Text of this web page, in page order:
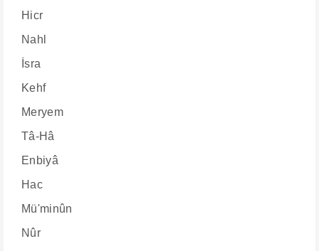
Hicr
Nahl
İsra
Kehf
Meryem
Tâ-Hâ
Enbiyâ
Hac
Mü'minûn
Nûr